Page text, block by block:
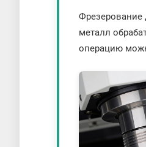
Фрезерование
металл
операцию